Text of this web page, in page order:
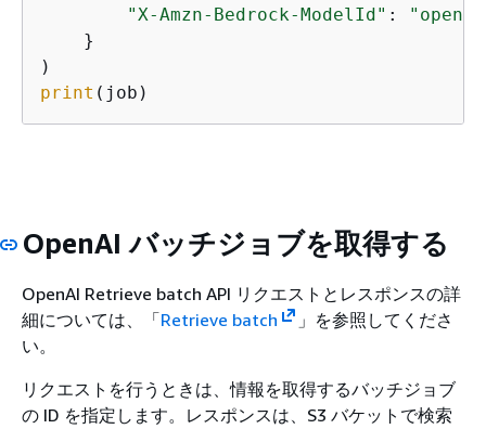
"X-Amzn-Bedrock-ModelId" :
    }
print
OpenAI バッチジョブを取得する
OpenAI Retrieve batch API リクエストとレスポンスの詳
細については、「Retrieve batch
」を参照してくださ
い。
リクエストを行うときは、情報を取得するバッチジョブ
の ID を指定します。レスポンスは、S3 バケットで検索